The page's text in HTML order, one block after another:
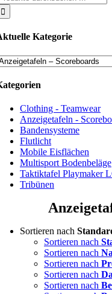
Kategorie
Clothing - Teamwear
Anzeigetafeln -
Bandensysteme
Flutlicht
Mobile Eisflächen
Multisport Bodenbeläge
Taktiktafel Playmaker
Tribünen
Sortieren nach
Sortieren nach
Sortieren nach
Sortieren nach
Sortieren nach
Sortieren nach